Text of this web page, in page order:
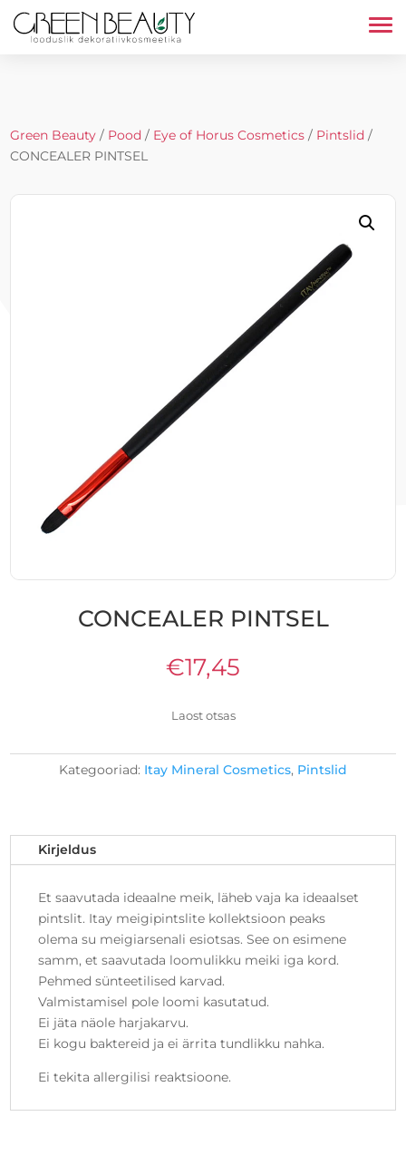
Green Beauty / Pood / Eye of Horus Cosmetics / Pintslid /
CONCEALER PINTSEL
CONCEALER PINTSEL
€17,45
Laost otsas
Kategooriad: Itay Mineral Cosmetics, Pintslid
Kirjeldus
Et saavutada ideaalne meik, läheb vaja ka ideaalset
pintslit. Itay meigipintslite kollektsioon peaks
olema su meigiarsenali esiotsas. See on esimene
samm, et saavutada loomulikku meiki iga kord.
Pehmed sünteetilised karvad.
Valmistamisel pole loomi kasutatud.
Ei jäta näole harjakarvu.
Ei kogu baktereid ja ei ärrita tundlikku nahka.
Ei tekita allergilisi reaktsioone.